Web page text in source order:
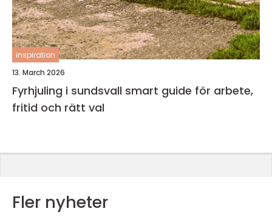
inspiration
13. March 2026
Fyrhjuling i sundsvall smart guide för arbete,
fritid och rätt val
Fler nyheter